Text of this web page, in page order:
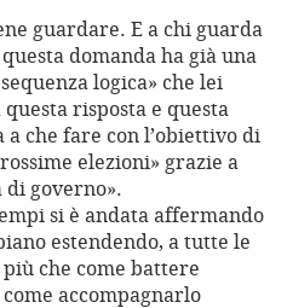
guardare. E a chi guarda
domanda ha già una
logica» che lei
risposta e questa
che fare con l’obiettivo di
elezioni» grazie a
governo».
si è andata affermando
estendendo, a tutte le
che come battere
accompagnarlo